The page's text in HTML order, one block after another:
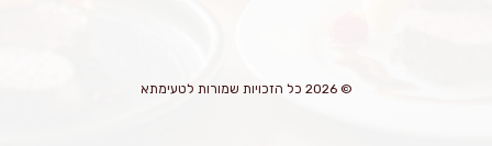
© 2026 כל הזכויות שמורות לטעימתא